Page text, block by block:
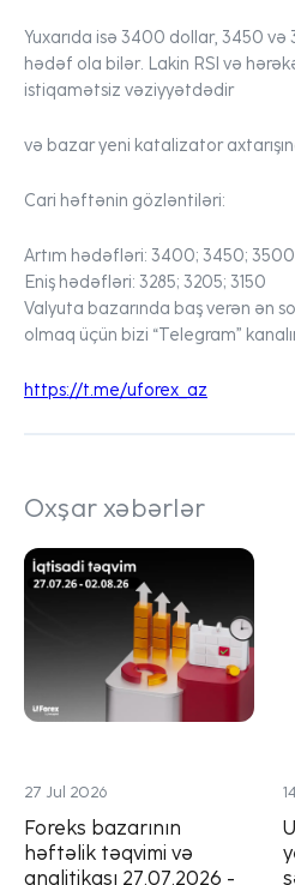
Yuxarıda isə 3400 dollar, 3450
hədəf ola bilər. Lakin RSI və
istiqamətsiz vəziyyətdədir
və bazar yeni katalizator
Cari həftənin gözləntiləri:
Artım hədəfləri: 3400; 3450; 3500
Eniş hədəfləri: 3285; 3205; 3150
Valyuta bazarında baş verən ən
olmaq üçün bizi “Telegram”
https://t.me/uforex_az
Oxşar xəbərlər
27 Jul 2026
Foreks bazarının
həftəlik təqvimi və
analitikası 27.07.2026 -